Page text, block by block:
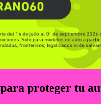
para proteger tu